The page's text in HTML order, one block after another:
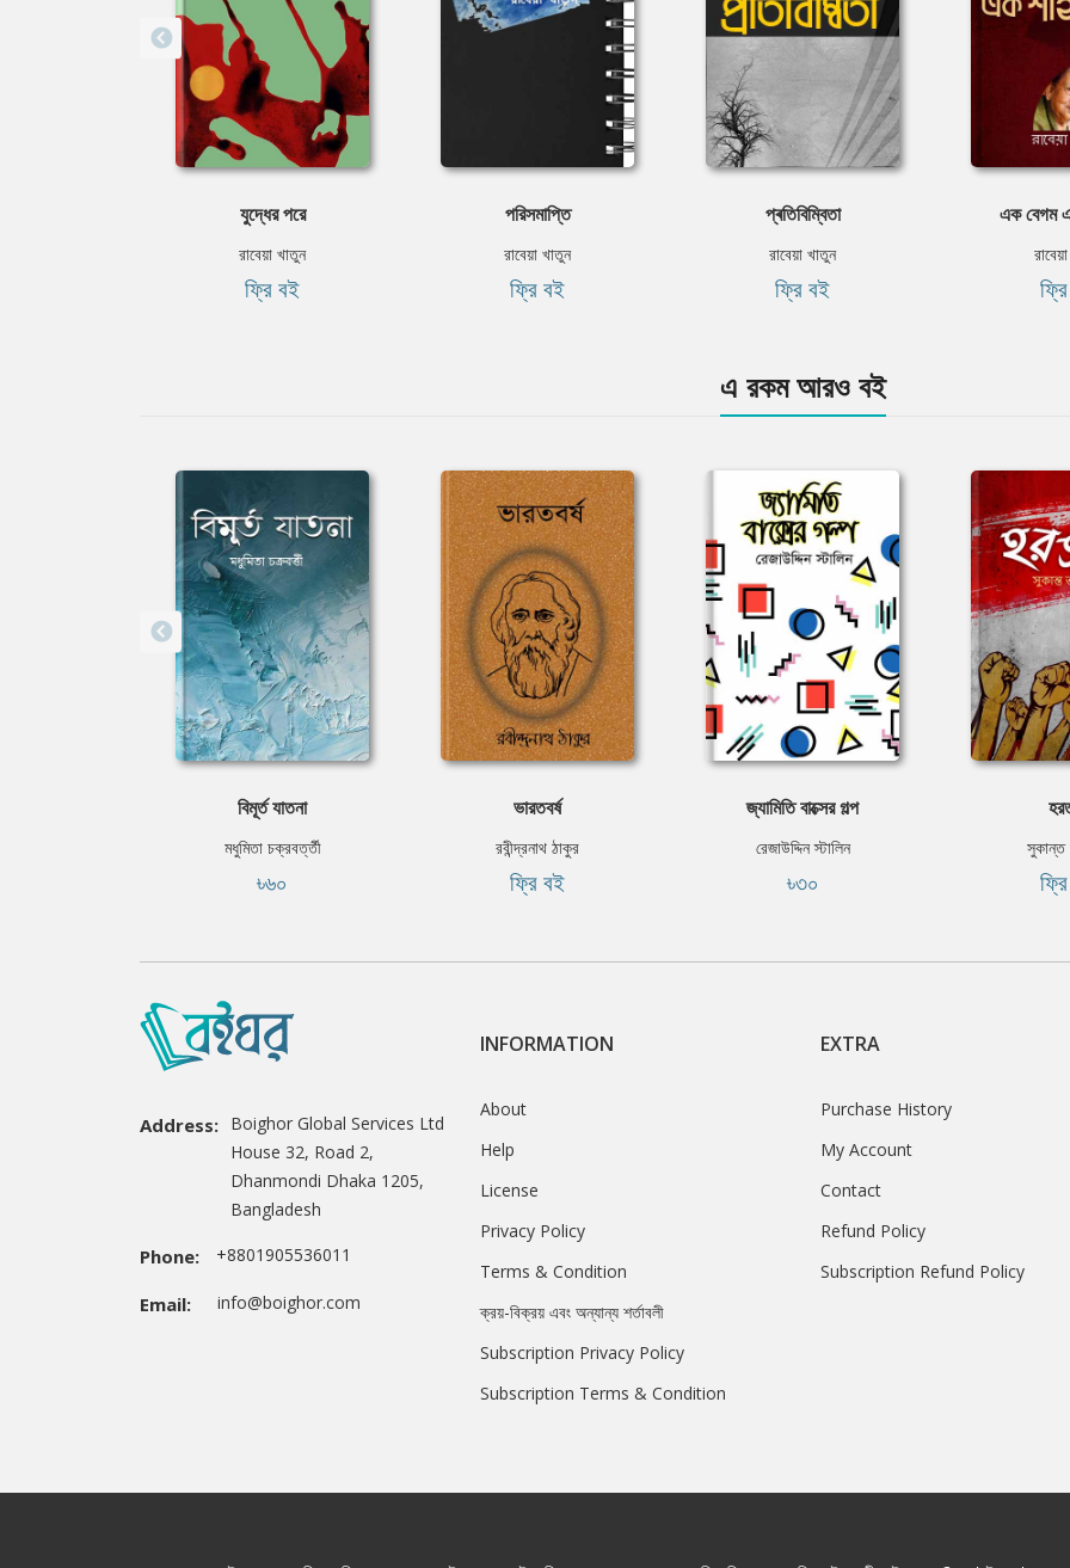
যুদ্ধের পরে
রাবেয়া খাতুন
ফ্রি বই
পরিসমাপ্তি
রাবেয়া খাতুন
ফ্রি বই
প্ৰতিবিম্বিতা
রাবেয়া খাতুন
ফ্রি বই
এক বেগম
এ রকম আরও বই
বিমূর্ত যাতনা
মধুমিতা চক্রবর্ত্তী
৳৬০
ভারতবর্ষ
রবীন্দ্রনাথ ঠাকুর
ফ্রি বই
জ্যামিতি বাক্সের গল্প
রেজাউদ্দিন স্টালিন
৳৩০
সুকান্ত
Address: Boighor Global Services Ltd
House 32, Road 2,
Dhanmondi Dhaka 1205,
Bangladesh
Phone: +8801905536011
Email: info@boighor.com
INFORMATION
About
Help
License
Privacy Policy
Terms & Condition
ক্রয়-বিক্রয় এবং অন্যান্য শর্তাবলী
Subscription Privacy Policy
Subscription Terms & Condition
EXTRA
Purchase History
My Account
Contact
Refund Policy
Subscription Refund Policy